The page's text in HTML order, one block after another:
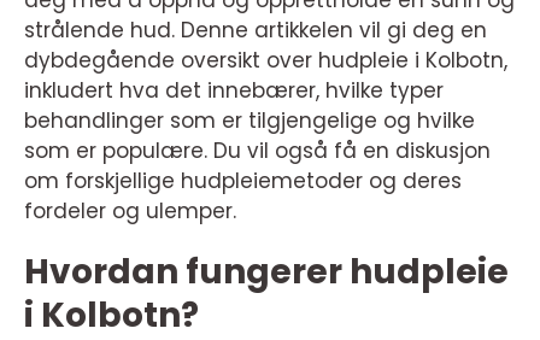
strålende hud. Denne artikkelen vil gi deg en
dybdegående oversikt over hudpleie i Kolbotn,
inkludert hva det innebærer, hvilke typer
behandlinger som er tilgjengelige og hvilke
som er populære. Du vil også få en diskusjon
om forskjellige hudpleiemetoder og deres
fordeler og ulemper.
Hvordan fungerer hudpleie
i Kolbotn?